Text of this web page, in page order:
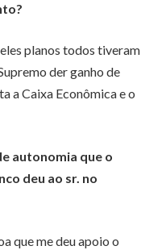
planos todos tiveram
der ganho de
a Caixa Econômica e o
autonomia que o
deu ao sr. no
que me deu apoio o